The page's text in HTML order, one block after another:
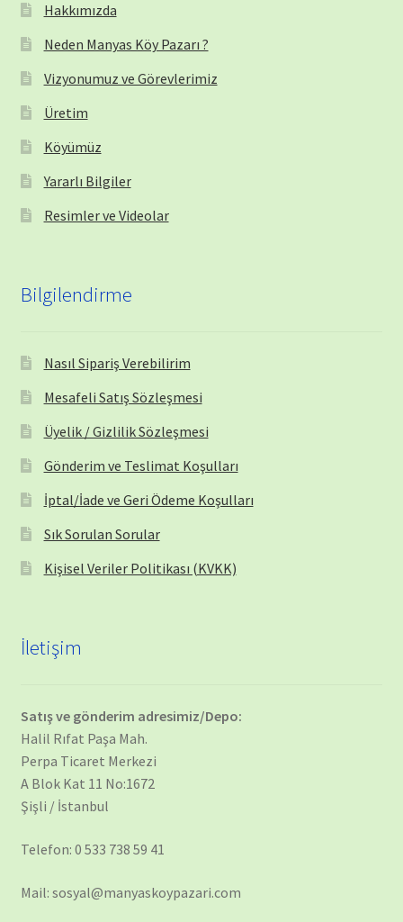
Hakkımızda
Neden Manyas Köy Pazarı ?
Vizyonumuz ve Görevlerimiz
Üretim
Köyümüz
Yararlı Bilgiler
Resimler ve Videolar
Bilgilendirme
Nasıl Sipariş Verebilirim
Mesafeli Satış Sözleşmesi
Üyelik / Gizlilik Sözleşmesi
Gönderim ve Teslimat Koşulları
İptal/İade ve Geri Ödeme Koşulları
Sık Sorulan Sorular
Kişisel Veriler Politikası (KVKK)
İletişim
Satış ve gönderim adresimiz/Depo:
Halil Rıfat Paşa Mah.
Perpa Ticaret Merkezi
A Blok Kat 11 No:1672
Şişli / İstanbul
Telefon: 0 533 738 59 41
Mail: sosyal@manyaskoypazari.com